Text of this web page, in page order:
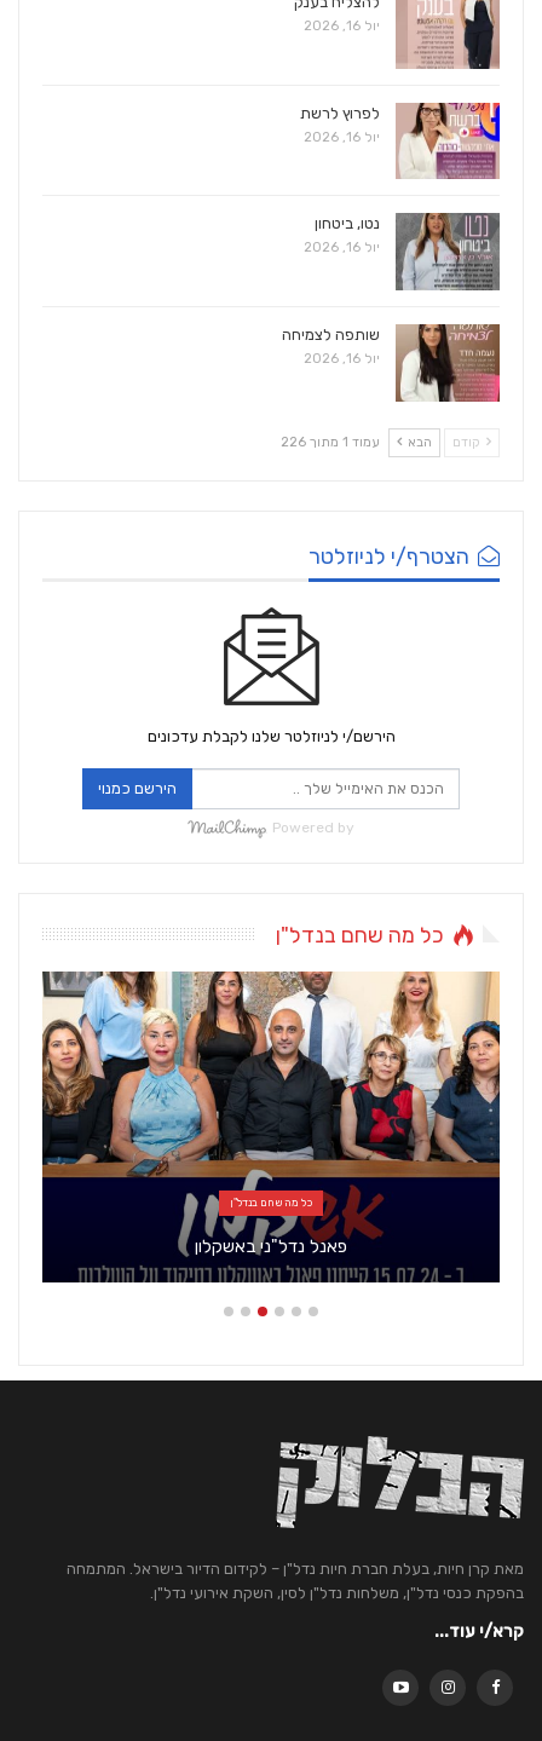
יול 16, 2026
לפרוץ לרשת
יול 16, 2026
נטו, ביטחון
יול 16, 2026
שותפה לצמיחה
יול 16, 2026
קודם הבא עמוד 1 מתוך 226
הצטרף/י לניוזלטר
הירשם/י לניוזלטר שלנו לקבלת עדכונים
הירשם כמנוי
Powered by
כל מה שחם בנדל"ן
כל מה שחם בנדל"ן
פאנל נדל"ני באשקלון
מאת קרן חיות, בעלת חברת חיות נדל"ן – לקידום הדיור בישראל. המתמחה
בהפקת כנסי נדל"ן, משלחות נדל"ן לסין, השקת אירועי נדל"ן.
קרא/י עוד...